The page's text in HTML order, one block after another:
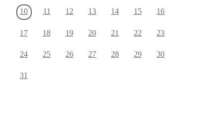
10 11 12 13 14 15 16
17 18 19 20 21 22 23
24 25 26 27 28 29 30
31